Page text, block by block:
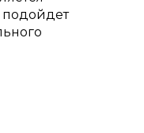
подойдет